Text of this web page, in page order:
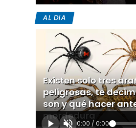
AL DIA
Existen solo tres
peligrosas, te
son y qué hacer
mordedura
0:00 / 0:00